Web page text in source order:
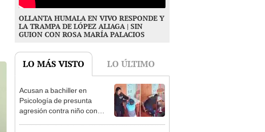
OLLANTA HUMALA EN VIVO RESPONDE Y
LA TRAMPA DE LÓPEZ ALIAGA | SIN
GUION CON ROSA MARÍA PALACIOS
LO MÁS VISTO LO ÚLTIMO
1
Acusan a bachiller en
Psicología de presunta
agresión contra niño con